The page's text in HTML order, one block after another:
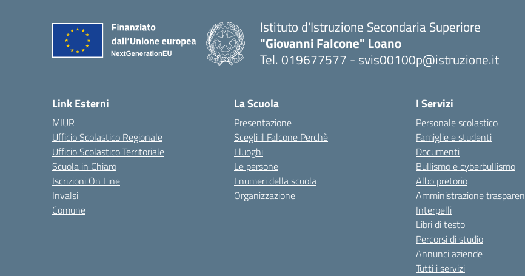
Istituto d'Istruzione Secondaria Superiore
"Giovanni Falcone" Loano
Tel. 019677577 - svis00100p@istruzione.it
Link Esterni
MIUR
Ufficio Scolastico Regionale
Ufficio Scolastico Territoriale
Scuola in Chiaro
Iscrizioni On Line
Invalsi
Comune
La Scuola
Presentazione
Scegli il Falcone Perchè
I luoghi
Le persone
I numeri della scuola
Organizzazione
I Servizi
Personale scolastico
Famiglie e studenti
Documenti
Bullismo e cyberbullismo
Albo pretorio
Amministrazione
Interpelli
Libri di testo
Percorsi di studio
Annunci aziende
Tutti i servizi